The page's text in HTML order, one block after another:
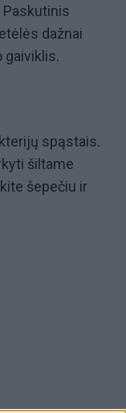
dažnai
gaiviklis.
spąstais.
šiltame
šepečiu ir